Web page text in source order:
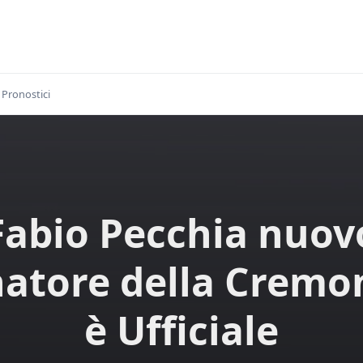
Pronostici
Pecchia
della
è Ufficiale